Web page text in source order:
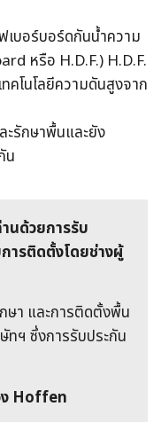
เบอร์บอร์ดกันน้ำความ
หรือ H.D.F.) H.D.F.
คโนโลยีความดันสูงจาก
ะรักษาพื้นและยัง
น
นด้วยการรับ
ารติดตั้งโดยช่างผู้
ษา และการติดตั้งพื้น
ทฯ ซึ่งการรับประกัน
ง Hoffen